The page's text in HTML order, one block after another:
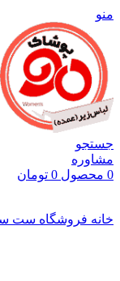
منو
جستجو
مشاوره
0 محصول 0 تومان
خانه فروشگاه ست